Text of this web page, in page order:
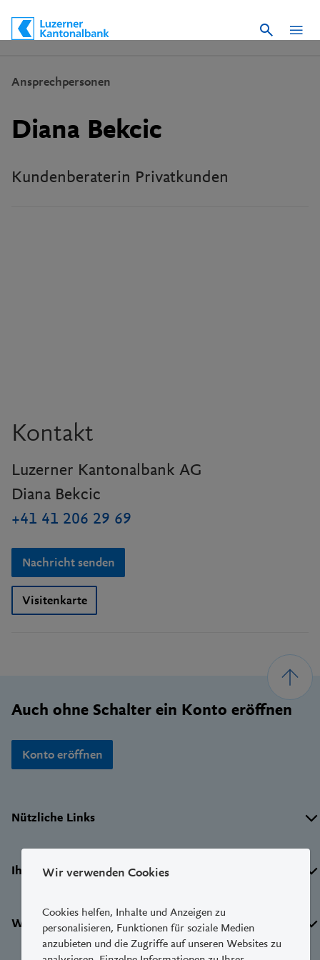
Wir verwenden Cookies
Cookies helfen, Inhalte und Anzeigen zu
personalisieren, Funktionen für soziale Medien
anzubieten und die Zugriffe auf unseren Websites zu
Suche
Ansprechpersonen
Diana Bekcic
Kundenberaterin Privatkunden
Kontakt
Luzerner Kantonalbank AG
Diana Bekcic
+41 41 206 29 69
Nachricht senden
Visitenkarte
Auch ohne Schalter ein Konto eröffnen
Konto eröffnen
Nützliche Links
Ihre LUKB
Weitere Dienste